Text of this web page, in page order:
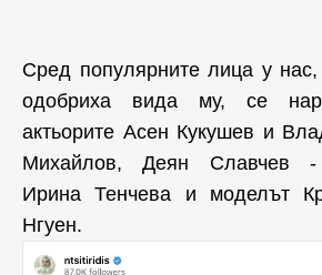
Сред популярните лица у нас,
одобриха вида му, се
актьорите Асен Кукушев и
Михайлов, Деян Славчев
Ирина Тенчева и моделът
Нгуен.